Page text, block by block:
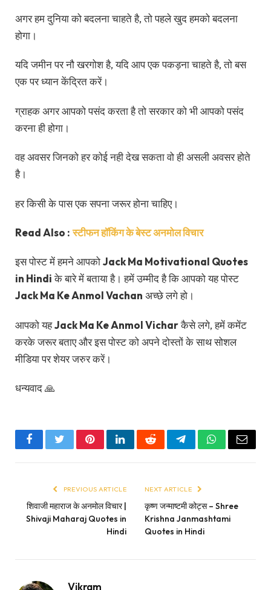
अगर हम दुनिया को बदलना चाहते है, तो पहले खुद हमको बदलना
होगा।
यदि जमीन पर नौ खरगोश है, यदि आप एक पकड़ना चाहते है, तो बस
एक पर ध्यान केंद्रित करें।
ग्राहक अगर आपको पसंद करता है तो सरकार को भी आपको पसंद
करना ही होगा।
वह अवसर जिनको हर कोई नही देख सकता वो ही असली अवसर होते
है।
हर किसी के पास एक सपना जरूर होना चाहिए।
Read Also : स्टीफन हॉकिंग के बेस्ट अनमोल विचार
इस पोस्ट में हमने आपकोJack Ma Motivational Quotes
in Hindiके बारे में बताया है। हमें उम्मीद है कि आपको यह पोस्ट
Jack Ma Ke Anmol Vachan अच्छे लगे हो।
आपको यहJack Ma Ke Anmol Vicharकैसे लगे, हमें कमेंट
करके जरूर बताए और इस पोस्ट को अपने दोस्तों के साथ सोशल
मीडिया पर शेयर जरुर करें।
धन्यवाद 🙏
FacebookTwitterPinterestLinkedInRedditTelegramWhatsApp
Email
PREVIOUS ARTICLE
शिवाजी महाराज के अनमोल विचार |
Shivaji Maharaj Quotes in
Hindi
NEXT ARTICLE
कृष्ण जन्माष्टमी कोट्स – Shree
Krishna Janmashtami
Quotes in Hindi
Vikram